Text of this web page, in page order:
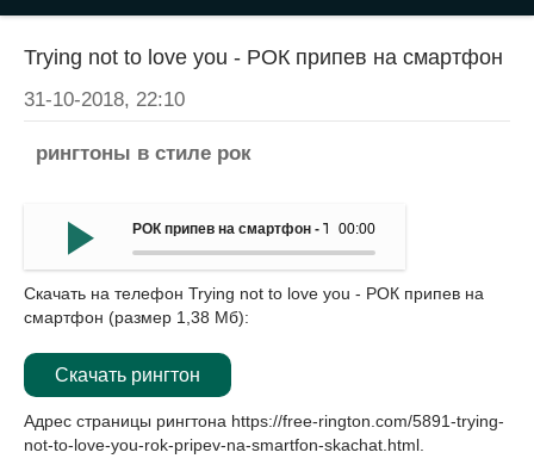
Trying not to love you - РОК припев на смартфон
31-10-2018, 22:10
рингтоны в стиле рок
00:00
РОК припев на смартфон - Trying not to love you
Скачать на телефон Trying not to love you - РОК припев на
смартфон (размер 1,38 Мб):
Скачать рингтон
Адрес страницы рингтона https://free-rington.com/5891-trying-
not-to-love-you-rok-pripev-na-smartfon-skachat.html